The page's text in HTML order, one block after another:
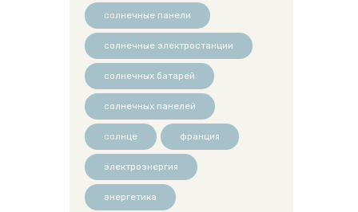
солнечные панели
солнечные электростанции
солнечных батарей
солнечных панелей
солнце франция
электроэнергия
энергетика